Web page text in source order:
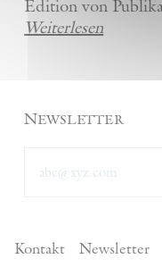
Edition von
Weiterlesen
Newsletter
Kontakt Newsletter